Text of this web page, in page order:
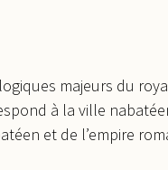
majeurs du
à la ville
et de l’empire